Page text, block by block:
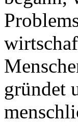
gründet